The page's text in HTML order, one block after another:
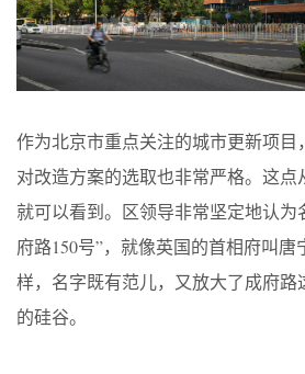
作为北京市重点关注的城市更新项目
对改造方案的选取也非常严格。这点
就可以看到。区领导非常坚定地认为
府路150号”，就像英国的首相府叫唐
样，名字既有范儿，又放大了成府路
的硅谷。